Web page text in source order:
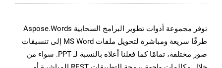
توفر مجموعة أدوات تطوير البرامج السحابية Aspose.Words
طرقًا سريعة ومباشرة لتحويل ملفات MS Word إلى تنسيقات
صور مختلفة، تمامًا كما فعلنا أعلاه بالنسبة لـ PPT. سواء من